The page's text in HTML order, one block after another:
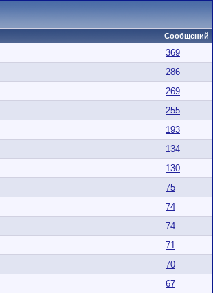
Сообщений
369
286
269
255
193
134
130
75
74
74
71
70
67